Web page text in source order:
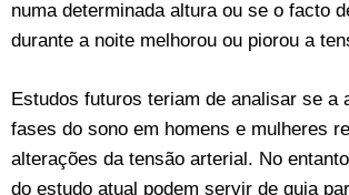
numa determinada altura ou se o facto
durante a noite melhorou ou piorou a
Estudos futuros teriam de analisar se a
fases do sono em homens e mulheres
alterações da tensão arterial. No
do estudo atual podem servir de guia